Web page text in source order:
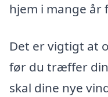
hjem i mange år
Det er vigtigt at
før du træffer
skal dine nye